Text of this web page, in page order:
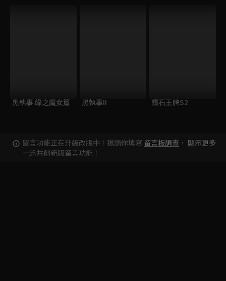
黑執事 綠之魔女篇 黑執事II 鑽石王牌S2
留言功能正在升級改版中！邀請你填寫 留言板調查 ，
一起共創新版留言功能！
顯示更多